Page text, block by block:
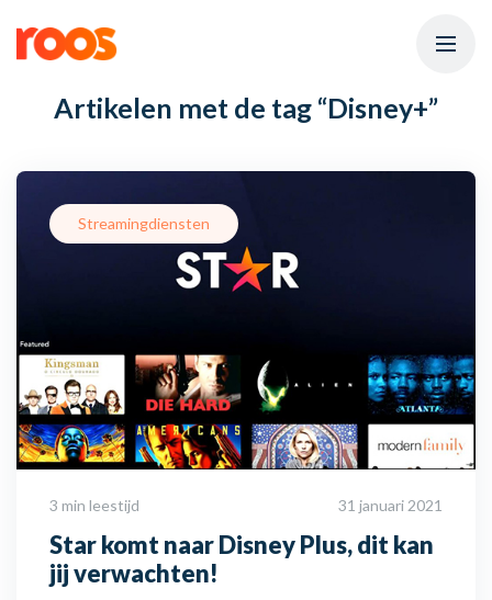
Artikelen met de tag “Disney+”
Streamingdiensten
3 min leestijd 31 januari 2021
Star komt naar Disney Plus, dit kan
jij verwachten!